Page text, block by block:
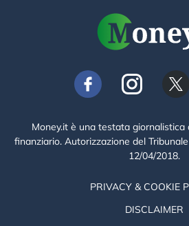
Money.it è una testata giornalistica
finanziario. Autorizzazione del
12/04/2018.
PRIVACY & COOKIE
DISCLAIMER